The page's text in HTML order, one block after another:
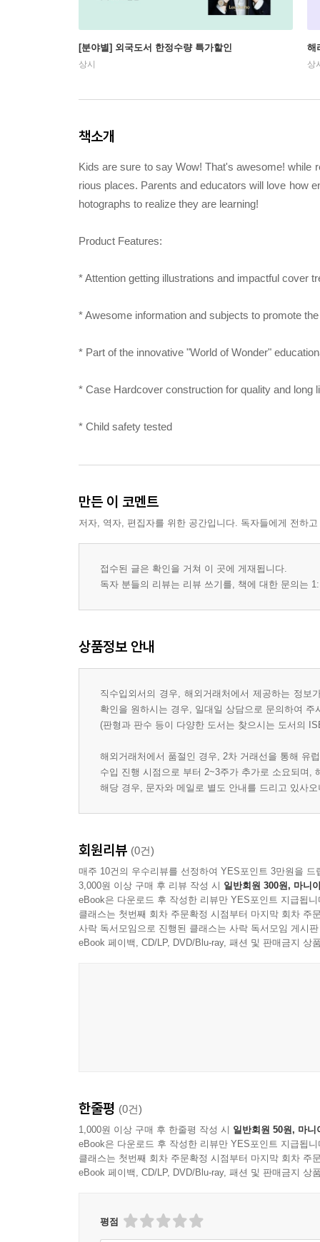
[분야별] 외국도서 한정수량 특가할인
상시
해
상
책소개
Kids are sure to say Wow! That's awesome! while
rious places. Parents and educators will love how
hotographs to realize they are learning!
Product Features:
* Attention getting illustrations and impactful cover
* Awesome information and subjects to promote
* Part of the innovative "World of Wonder"
* Case Hardcover construction for quality and long
* Child safety tested
만든 이 코멘트
저자, 역자, 편집자를 위한 공간입니다. 독자들에게 전하
접수된 글은 확인을 거쳐 이 곳에 게재됩니다.
독자 분들의 리뷰는 리뷰 쓰기를, 책에 대한 문의는
상품정보 안내
직수입외서의 경우, 해외거래처에서 제공하는 정
확인을 원하시는 경우, 일대일 상담으로 문의하여 주
(판형과 판수 등이 다양한 도서는 찾으시는 도서의
해외거래처에서 품절인 경우, 2차 거래선을 통해 유
수입 진행 시점으로 부터 2~3주가 추가로 소요되며,
해당 경우, 문자와 메일로 별도 안내를 드리고 있사
회원리뷰 (0건)
매주 10건의 우수리뷰를 선정하여 YES포인트 3만원을 드
3,000원 이상 구매 후 리뷰 작성 시 일반회원 300원, 마니
eBook은 다운로드 후 작성한 리뷰만 YES포인트 지급됩니
클래스는 첫번째 회차 주문확정 시점부터 마지막 회차 주
사락 독서모임으로 진행된 클래스는 사락 독서모임 게시
eBook 페이백, CD/LP, DVD/Blu-ray, 패션 및 판매금지 상
한줄평 (0건)
1,000원 이상 구매 후 한줄평 작성 시 일반회원 50원, 마니
eBook은 다운로드 후 작성한 리뷰만 YES포인트 지급됩니
클래스는 첫번째 회차 주문확정 시점부터 마지막 회차 주
eBook 페이백, CD/LP, DVD/Blu-ray, 패션 및 판매금지 상
평점